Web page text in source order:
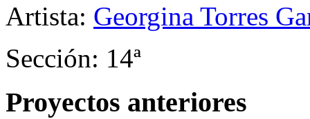
Artista: Georgina Torres
Sección: 14ª
Proyectos anteriores